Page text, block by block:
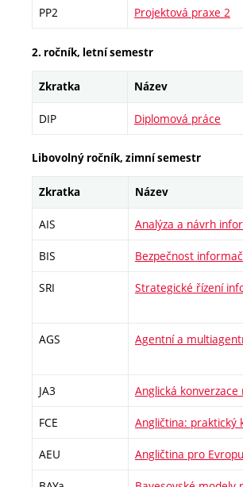
PP2 Projektová praxe 2
2. ročník, letní semestr
Zkratka Název
DIP Diplomová práce
Libovolný ročník, zimní semestr
Zkratka Název
AIS Analýza a návrh
BIS Bezpečnost
SRI Strategické řízení
AGS Agentní a
JA3 Anglická
FCE Angličtina: praktický
AEU Angličtina pro Evropu